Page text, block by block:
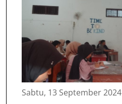
Sabtu, 13 September 2024